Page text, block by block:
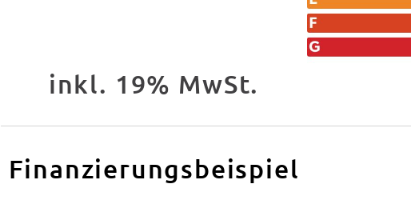
inkl. 19% MwSt.
Finanzierungsbeispiel